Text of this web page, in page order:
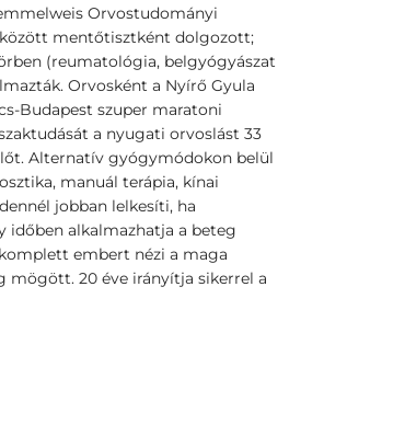
Orvostudományi
mentőtisztként dolgozott;
(reumatológia, belgyógyászat
Orvosként a Nyírő Gyula
Budapest szuper maratoni
a nyugati orvoslást 33
Alternatív gyógymódokon belül
manuál terápia, kínai
jobban lelkesíti, ha
időben alkalmazhatja a beteg
embert nézi a maga
mögött. 20 éve irányítja sikerrel a